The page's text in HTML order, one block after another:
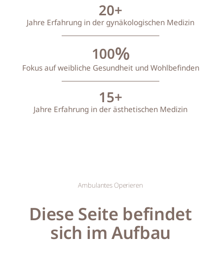
20+
Jahre Erfahrung in der gynäkologischen Medizin
100%
Fokus auf weibliche Gesundheit und Wohlbefinden
15+
Jahre Erfahrung in der ästhetischen Medizin
Ambulantes Operieren
Diese Seite befindet
sich im Aufbau